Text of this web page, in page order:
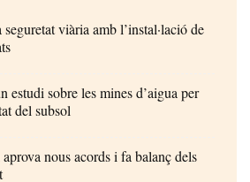
viària amb l’instal·lació de
estudi sobre les mines d’aigua per
del subsol
nous acords i fa balanç dels